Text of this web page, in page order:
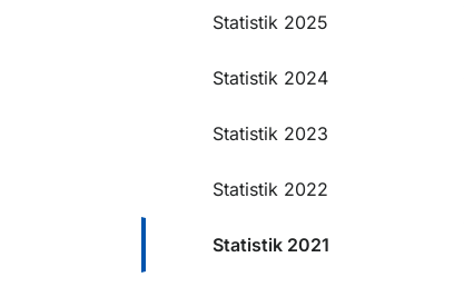
Statistik 2025
Statistik 2024
Statistik 2023
Statistik 2022
Statistik 2021